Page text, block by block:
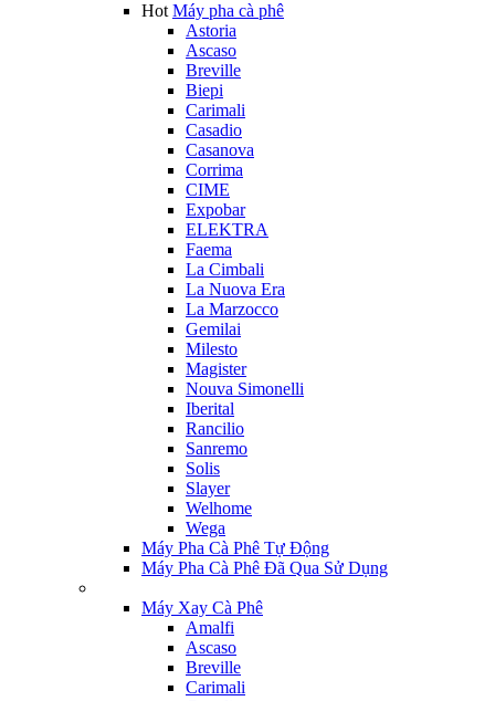
Hot Máy pha cà phê
Astoria
Ascaso
Breville
Biepi
Carimali
Casadio
Casanova
Corrima
CIME
Expobar
ELEKTRA
Faema
La Cimbali
La Nuova Era
La Marzocco
Gemilai
Milesto
Magister
Nouva Simonelli
Iberital
Rancilio
Sanremo
Solis
Slayer
Welhome
Wega
Máy Pha Cà Phê Tự Động
Máy Pha Cà Phê Đã Qua Sử Dụng
Máy Xay Cà Phê
Amalfi
Ascaso
Breville
Carimali